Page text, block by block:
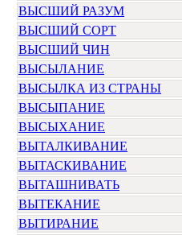
ВЫСШИЙ РАЗУМ
ВЫСШИЙ СОРТ
ВЫСШИЙ ЧИН
ВЫСЫЛАНИЕ
ВЫСЫЛКА ИЗ СТРАНЫ
ВЫСЫПАНИЕ
ВЫСЫХАНИЕ
ВЫТАЛКИВАНИЕ
ВЫТАСКИВАНИЕ
ВЫТАШНИВАТЬ
ВЫТЕКАНИЕ
ВЫТИРАНИЕ